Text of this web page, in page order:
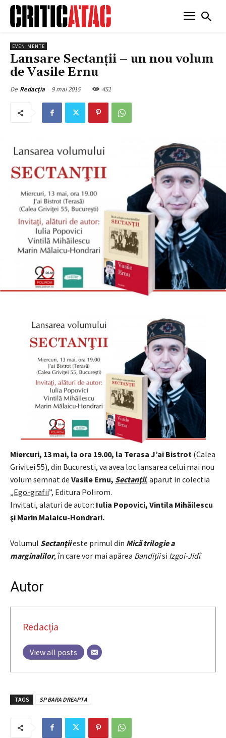
EVENIMENTE
Lansare Sectanții – un nou volum
de Vasile Ernu
De Redacția 9 mai 2015 451
Miercuri, 13 mai, la ora 19.00, la Terasa J’ai Bistrot (Calea
Grivitei 55), din Bucuresti, va avea loc lansarea celui mai nou
volum semnat de Vasile Ernu, Sectanţii, aparut in colectia
Ego-grafii”, Editura Polirom.
Invitati, alaturi de autor: Iulia Popovici, Vintila Mihăilescu
şi Marin Malaicu-Hondrari.
Volumul Sectanţiieste primul din Mică trilogie a
marginalilor, în care vor mai apărea Bandiţiisi Izgoi-Jidî.
Autor
Redacția
View all posts
TAGS SP BARA DREAPTA